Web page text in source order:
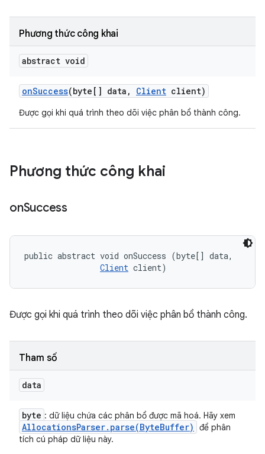
Phương thức công khai
abstract void
onSuccess(byte[] data , Client client)
Được gọi khi quá trình theo dõi việc phân bổ thành công.
Phương thức công khai
onSuccess
public abstract void onSuccess (byte[] data,
Client client)
Được gọi khi quá trình theo dõi việc phân bổ thành công.
Tham số
data
byte : dữ liệu chứa các phân bổ được mã hoá. Hãy xem
AllocationsParser. parse(ByteBuffer)
để phân
tích cú pháp dữ liệu này.